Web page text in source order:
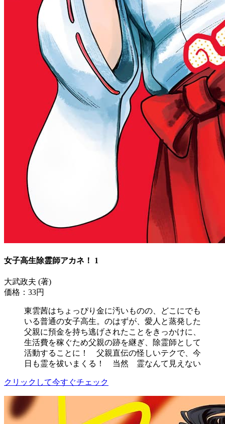
女子高生除霊師アカネ！ 1
大武政夫 (著)
価格：33円
東雲茜はちょっぴり金に汚いものの、どこにでも
いる普通の女子高生。のはずが、愛人と蒸発した
父親に預金を持ち逃げされたことをきっかけに、
生活費を稼ぐため父親の跡を継ぎ、除霊師として
活動することに！ 父親直伝の怪しいテクで、今
日も霊を祓いまくる！ 当然 霊なんて見えない
クリックして今すぐチェック